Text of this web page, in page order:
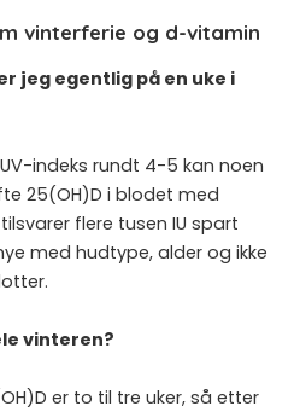
vinterferie og d-vitamin
jeg egentlig på en uke i
indeks rundt 4-5 kan noen
25(OH)D i blodet med
flere tusen IU spart
med hudtype, alder og ikke
vinteren?
er to til tre uker, så etter